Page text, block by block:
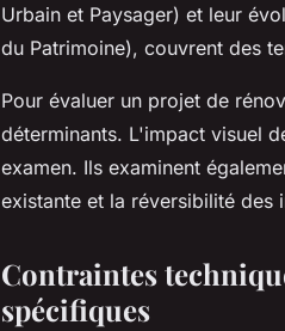
Urbain et Paysager) et leur
du Patrimoine), couvrent des
Pour évaluer un projet de
déterminants. L'impact visuel
examen. Ils examinent
existante et la réversibilité des
Contraintes
spécifiques